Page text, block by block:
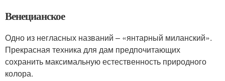
Венецианское
Одно из негласных названий – «янтарный миланский».
Прекрасная техника для дам предпочитающих
сохранить максимальную естественность природного
колора.